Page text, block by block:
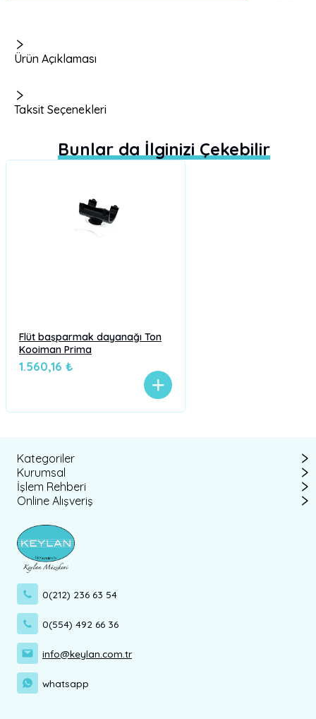
Ürün Açıklaması
Taksit Seçenekleri
Bunlar da İlginizi Çekebilir
Flüt başparmak dayanağı Ton
Kooiman Prima
1.560,16 ₺
Kategoriler
Kurumsal
İşlem Rehberi
Online Alışveriş
0(212) 236 63 54
0(554) 492 66 36
info@keylan.com.tr
whatsapp